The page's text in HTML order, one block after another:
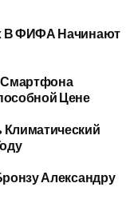
В ФИФА Начинают
Смартфона
Цене
Александру